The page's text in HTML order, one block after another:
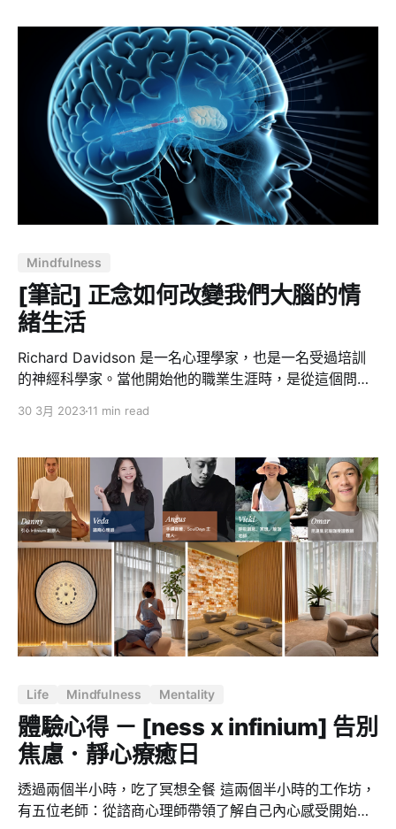
給我更多的啟發和洞察。 脈輪覺察冥想是一個特別的體
驗，旨在幫助參與者更深入地瞭解自己的情感和身體之間
的聯繫。這次活動由身心療癒引領老師 Cathie 所帶領，
她擅長身體症狀、情緒和靈性層面的探索和療癒。 在這個
獨特的體驗中，我們深入探索了脈輪、冥想和情緒觀察之
間的關係。我希望在這篇文章中分享我所學到的一些關鍵
觀念和啟發。 脈輪，對應身體不同部位的能量中心 首
先，談談脈輪是什麼。脈輪通常被視為印度瑜伽的一個概
念，代表我們身體的不同能量中心，與中醫的穴位有一定
的相似性。脈輪以不同的顏色和位置來標示，可以幫助我
失衡症狀，我們可以初步瞭解自己的身體和情感狀態。 舉
例來說，談到情感，腸胃可能是身體中對情緒最敏感的器
官之一。你是否曾經因壓力而感到胃部不適？或者因憤怒
而感到腸胃不安？這並不是
Mindfulness
[筆記] 正念如何改變我們大腦的情
緒生活
Richard Davidson 是一名心理學家，也是一名受過培訓
的神經科學家。當他開始他的職業生涯時，是從這個問題
更有韌性？ 這個問題仍然是我們所有工作的核心。我們特
們滋養和培養促進人類繁榮的品質。 在他職業生涯的早
期，幾乎只關注等式的消極方面，關注逆境，關注對理解
為什麼有些人更容易受到壓力的影響，為什麼其他人更有
可能患上抑鬱症或焦慮症很重要的大腦迴路。 然而，在
1992 年，他第一次見到達賴喇嘛他向 Richard 提出挑
戰，他說：「為什麼你不能用現代神經科學的同樣工具來
研究善良，研究同情心，除了研究焦慮、恐懼、抑鬱和壓
力之外？」 關於神經可塑性的見解 所以我們和其他人一
直在做的工作是以現代科學的一個關鍵見解為前提的：關
於神經可塑性的見解。 我們的大腦在不斷變化，不斷被我
什麼。 我們的大腦正在有意或無意地發生變化。大多數時
候，它是不知不覺的。大多數時候，我們沒有意識到，而
且我們對這些力量也沒有什麼控制。 我們實
30 3月 202311 min read
Life Mindfulness Mentality
體驗心得 － [ness x infinium] 告別
焦慮．靜心療癒日
透過兩個半小時，吃了冥想全餐 這兩個半小時的工作坊，
有五位老師：從諮商心理師帶領了解自己內心感受開始，